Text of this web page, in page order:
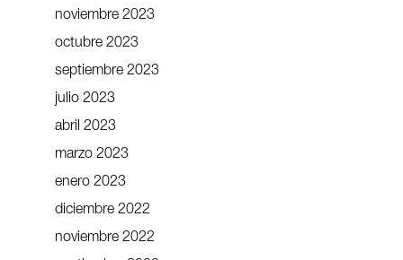
noviembre 2023
octubre 2023
septiembre 2023
julio 2023
abril 2023
marzo 2023
enero 2023
diciembre 2022
noviembre 2022